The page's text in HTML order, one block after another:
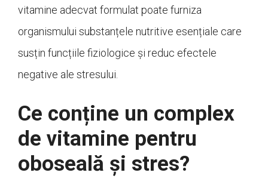
vitamine adecvat formulat poate furniza
organismului substanțele nutritive esențiale care
susțin funcțiile fiziologice și reduc efectele
negative ale stresului.
Ce conține un complex
de vitamine pentru
oboseală și stres?